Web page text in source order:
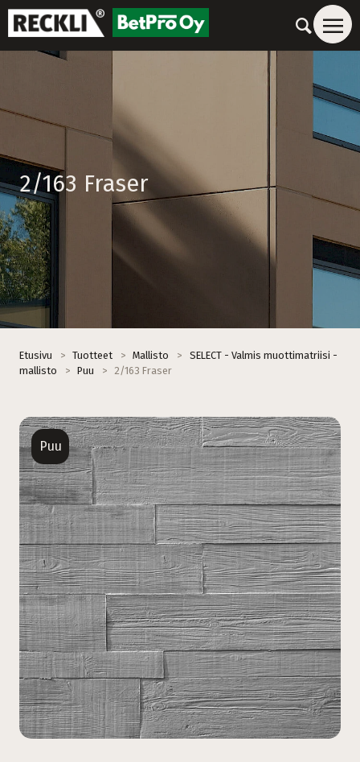
2/163 Fraser
Etusivu > Tuotteet > Mallisto >
SELECT - Valmis muottimatriisi -
mallisto
> Puu > 2/163 Fraser
Puu